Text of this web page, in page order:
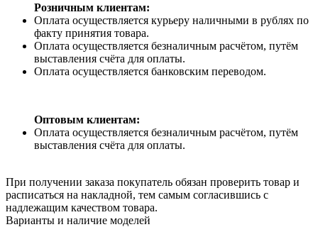
Розничным клиентам:
Оплата осуществляется курьеру наличными в рублях по
факту принятия товара.
Оплата осуществляется безналичным расчётом, путём
выставления счёта для оплаты.
Оплата осуществляется банковским переводом.
Оптовым клиентам:
Оплата осуществляется безналичным расчётом, путём
выставления счёта для оплаты.
При получении заказа покупатель обязан проверить товар и
расписаться на накладной, тем самым согласившись с
надлежащим качеством товара.
Варианты и наличие моделей